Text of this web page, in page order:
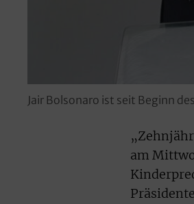
Jair Bolsonaro ist seit Beginn
am